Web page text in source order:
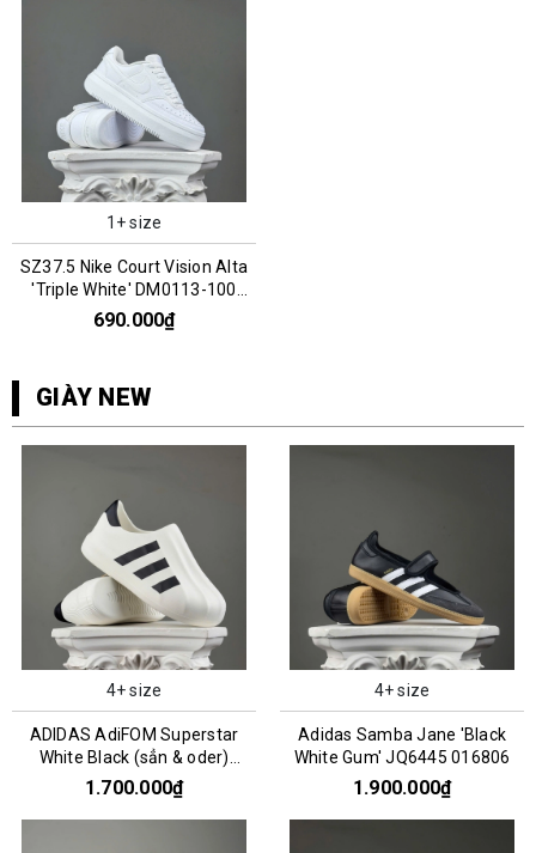
1+ size
SZ37.5 Nike Court Vision Alta
'Triple White' DM0113-100
066808
690.000₫
GIÀY NEW
4+ size
ADIDAS AdiFOM Superstar
White Black (sẳn & oder)
HQ8750
1.700.000₫
4+ size
Adidas Samba Jane 'Black
White Gum' JQ6445 016806
1.900.000₫